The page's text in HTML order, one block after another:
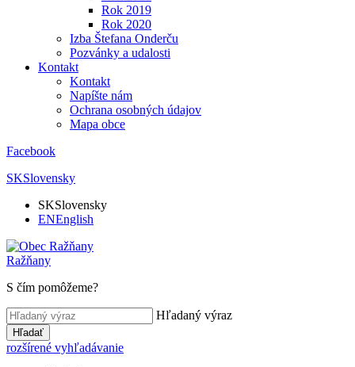
Rok 2019
Rok 2020
Izba Štefana Onderču
Pozvánky a udalosti
Kontakt
Kontakt
Napíšte nám
Ochrana osobných údajov
Mapa obce
Facebook
SKSlovensky
SKSlovensky
ENEnglish
Ražňany
S čím pomôžeme?
Hľadaný výraz
Hľadať
rozšírené vyhľadávanie